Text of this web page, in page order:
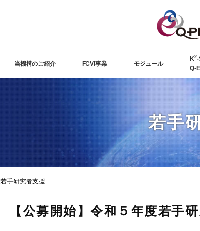
当機構のご紹介 FCVI事業 モジュール
K2-
Q-
若手
若手研究者支援
【公募開始】令和５年度若手